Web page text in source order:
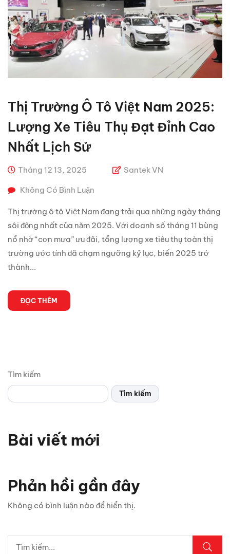
Tìm kiếm
Tìm kiếm
Bài viết mới
Chỉ 1 sợi cáp, Android Box Santek ST830 lột xác hoàn
toàn màn hình zin ô tô!
5 vị trí trên ô tô cần kiểm tra ngay sau mưa lớn
Phản hồi gần đây
Không có bình luận nào để hiển thị.
Thị Trường Ô Tô Việt Nam 2025:
Lượng Xe Tiêu Thụ Đạt Đỉnh Cao
Nhất Lịch Sử
Tháng 12 13, 2025 Santek VN
Không Có Bình Luận
Thị trường ô tô Việt Nam đang trải qua những ngày tháng
sôi động nhất của năm 2025. Với doanh số tháng 11 bùng
nổ nhờ “cơn mưa” ưu đãi, tổng lượng xe tiêu thụ toàn thị
trường ước tính đã chạm ngưỡng kỷ lục, biến 2025 trở
thành...
ĐỌC THÊM